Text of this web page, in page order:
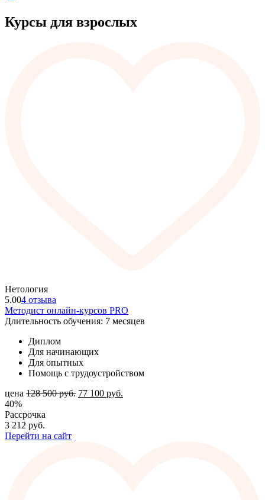
Курсы для взрослых
Нетология
5.004 отзыва
Методист онлайн-курсов PRO
Длительность обучения: 7 месяцев
Диплом
Для начинающих
Для опытных
Помощь с трудоустройством
цена 128 500руб. 77 100 руб.
40%
Рассрочка
3 212 руб.
Перейти на сайт